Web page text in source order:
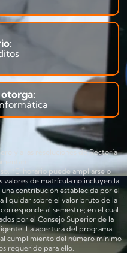
y a las resoluciones de Rectoría
*El horario puede ampliarse o
de matrícula no incluyen la
contribución establecida por el
liquidar sobre el valor bruto de la
al semestre; en el cual
por el Consejo Superior de la
La apertura del programa
cumplimiento del número mínimo
requerido para ello.